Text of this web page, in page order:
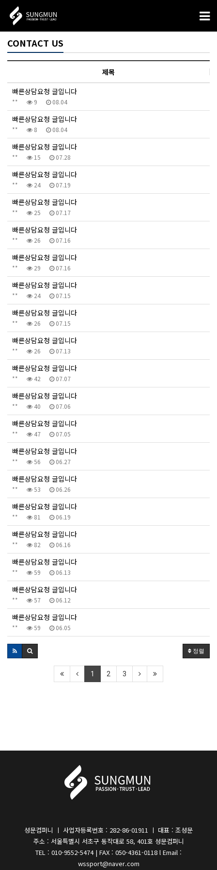
CONTACT US
제목
빠른상담요청 글입니다
** 9 08.04
빠른상담요청 글입니다
** 8 08.04
빠른상담요청 글입니다
** 15 07.28
빠른상담요청 글입니다
** 24 07.19
빠른상담요청 글입니다
** 25 07.17
빠른상담요청 글입니다
** 26 07.16
빠른상담요청 글입니다
** 29 07.16
빠른상담요청 글입니다
** 24 07.15
빠른상담요청 글입니다
** 26 07.15
빠른상담요청 글입니다
** 26 07.13
빠른상담요청 글입니다
** 42 07.07
빠른상담요청 글입니다
** 40 07.06
빠른상담요청 글입니다
** 47 07.05
빠른상담요청 글입니다
** 56 06.27
빠른상담요청 글입니다
** 53 06.26
빠른상담요청 글입니다
** 81 06.19
빠른상담요청 글입니다
** 82 06.16
빠른상담요청 글입니다
** 59 06.13
빠른상담요청 글입니다
** 57 06.12
빠른상담요청 글입니다
** 59 06.05
정렬
1 2 3
성문컴퍼니 ㅣ 사업자등록번호 : 282-86-01911 ㅣ 대표 : 조성문
주소 : 서울특별시 서초구 동작대로 58, 401호 성문컴퍼니
TEL : 010-9552-5474 | FAX : 050-4361-0118 l Email :
wssport@naver.com